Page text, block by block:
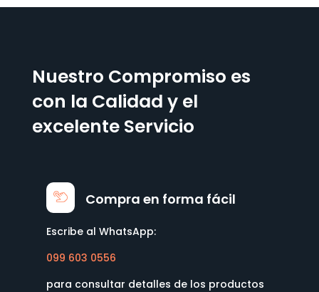
Nuestro Compromiso es
con la Calidad y el
excelente Servicio
Compra en forma fácil
Escribe al WhatsApp:
099 603 0556
para consultar detalles de los productos